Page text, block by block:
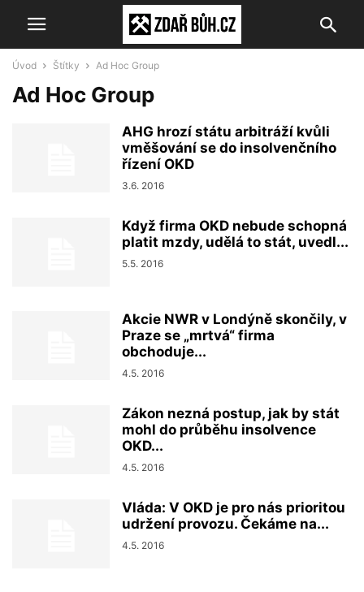
Úvod Štítky Ad Hoc Group
Ad Hoc Group
AHG hrozí státu arbitráží kvůli
vměšování se do insolvenčního
řízení OKD
3.6. 2016
Když firma OKD nebude schopná
platit mzdy, udělá to stát, uvedl...
5.5. 2016
Akcie NWR v Londýně skončily, v
Praze se „mrtvá“ firma
obchoduje...
4.5. 2016
Zákon nezná postup, jak by stát
mohl do průběhu insolvence
OKD...
4.5. 2016
Vláda: V OKD je pro nás prioritou
udržení provozu. Čekáme na...
4.5. 2016